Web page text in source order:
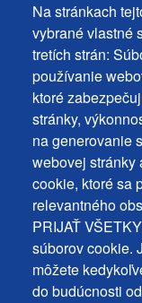
Na stránkach
vybrané vlastné
tretích strán:
používanie
ktoré
stránky,
na generovanie
webovej stránky
cookie, ktoré sa
relevantného
PRIJAŤ
súborov cookie.
môžete
do budúcnosti
Footer
MENU
Kontakty
Mapa stránky
Mestské správy
Footer
Cookies
+
ochrana
udajov
Vyhlásenie o
Často kladené
Ochrana
Používanie
Nastavenie
Podnety a spätná